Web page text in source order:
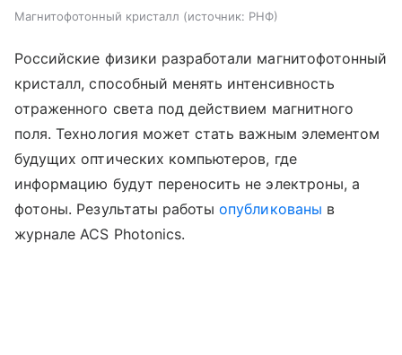
Магнитофотонный кристалл источник: РНФ
Российские физики разработали магнитофотонный
кристалл, способный менять интенсивность
отраженного света под действием магнитного
поля. Технология может стать важным элементом
будущих оптических компьютеров, где
информацию будут переносить не электроны, а
фотоны. Результаты работыопубликованы в
журнале ACS Photonics.